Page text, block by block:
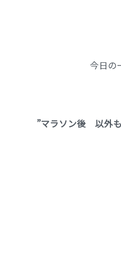
今日の
”マラソン後 以外